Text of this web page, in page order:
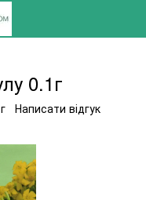
0.1г
Написати відгук